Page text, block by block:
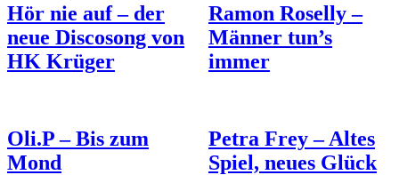
Hör nie auf – der
neue Discosong von
HK Krüger
Ramon Roselly –
Männer tun’s
immer
Oli.P – Bis zum
Mond
Petra Frey – Altes
Spiel, neues Glück